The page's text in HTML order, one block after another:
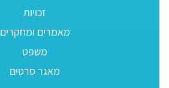
זכויות
מאמרים ומחקרים
משפט
מאגר סרטים